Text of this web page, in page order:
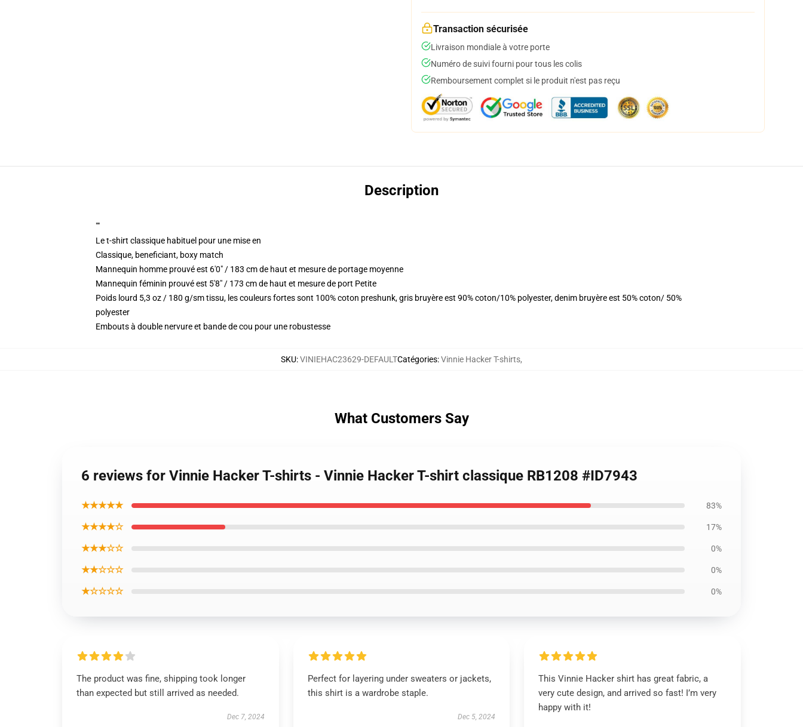
Transaction sécurisée
Livraison mondiale à votre porte
Numéro de suivi fourni pour tous les colis
Remboursement complet si le produit n'est pas reçu
Description
""
Le t-shirt classique habituel pour une mise en
Classique, beneficiant, boxy match
Mannequin homme prouvé est 6'0" / 183 cm de haut et mesure de portage moyenne
Mannequin féminin prouvé est 5'8" / 173 cm de haut et mesure de port Petite
Poids lourd 5,3 oz / 180 g/sm tissu, les couleurs fortes sont 100% coton preshunk, gris bruyère est 90% coton/10% polyester, denim bruyère est 50% coton/ 50%
polyester
Embouts à double nervure et bande de cou pour une robustesse
SKU:VINIEHAC23629-DEFAULTCatégories:Vinnie Hacker T-shirts,
What Customers Say
6 reviews for Vinnie Hacker T-shirts - Vinnie Hacker T-shirt classique RB1208 #ID7943
★★★★★ 83%
★★★★☆ 17%
★★★☆☆ 0%
★★☆☆☆ 0%
★☆☆☆☆ 0%
The product was fine, shipping took longer
than expected but still arrived as needed.
Dec 7, 2024
Perfect for layering under sweaters or jackets,
this shirt is a wardrobe staple.
Dec 5, 2024
This Vinnie Hacker shirt has great fabric, a
very cute design, and arrived so fast! I’m very
happy with it!